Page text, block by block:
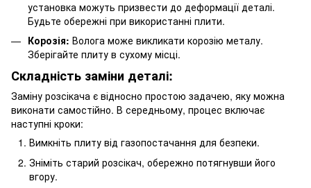
установка можуть призвести до деформації деталі.
Будьте обережні при використанні плити.
Корозія: Волога може викликати корозію металу.
Зберігайте плиту в сухому місці.
Складність заміни деталі:
Заміну розсікача є відносно простою задачею, яку можна
виконати самостійно. В середньому, процес включає
наступні кроки:
Вимкніть плиту від газопостачання для безпеки.
Зніміть старий розсікач, обережно потягнувши його
вгору.